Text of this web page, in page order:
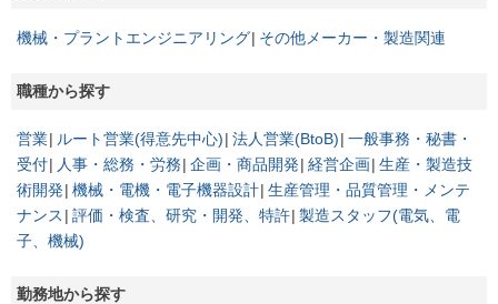
機械・プラントエンジニアリング その他メーカー・製造関連
職種から探す
営業 ルート営業(得意先中心) 法人営業(BtoB) 一般事務・秘書・
受付
人事・総務・労務 企画・商品開発 経営企画 生産・製造技
術開発 機械・電機・電子機器設計 生産管理・品質管理・メンテ
ナンス
評価・検査、研究・開発、特許 製造スタッフ(電気、電
子、機械)
勤務地から探す